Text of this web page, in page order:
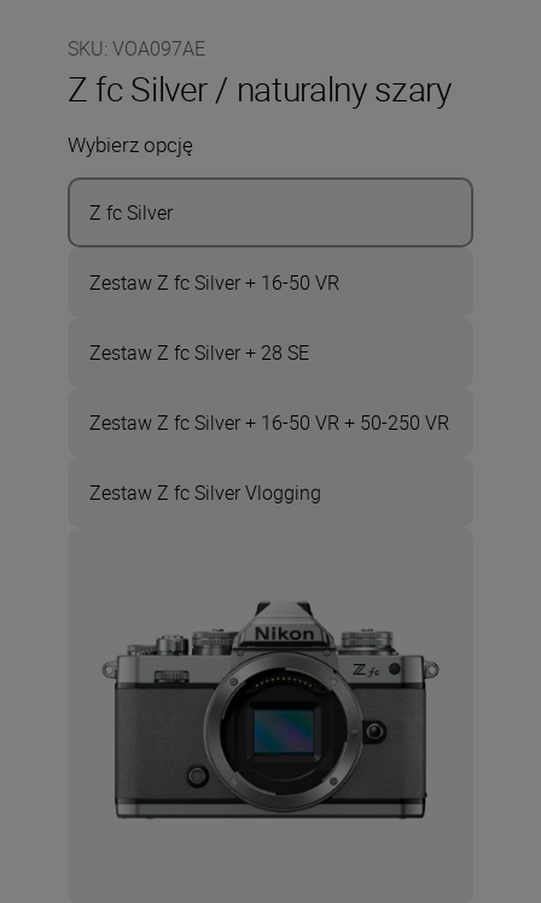
SKU: VOA097AE
Z fc Silver / naturalny szary
Wybierz opcję
Z fc Silver
Zestaw Z fc Silver + 16-50 VR
Zestaw Z fc Silver + 28 SE
Zestaw Z fc Silver + 16-50 VR + 50-250 VR
Zestaw Z fc Silver Vlogging